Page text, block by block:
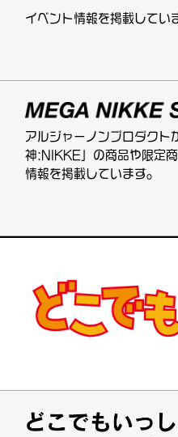
イベント情報を掲載してい
アルジャーノンプロダクト
神:NIKKE」の商品や限定
情報を掲載しています。